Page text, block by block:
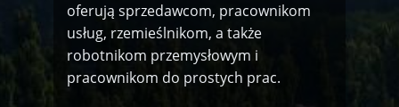
oferują sprzedawcom, pracownikom
usług, rzemieślnikom, a także
robotnikom przemysłowym i
pracownikom do prostych prac.